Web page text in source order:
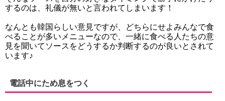
するのは、礼儀が無いと言われてしまいます！
なんとも韓国らしい意見ですが、どちらにせよみんなで食
べることが多いメニューなので、一緒に食べる人たちの意
見を聞いてソースをどうするか判断するのが良いとされて
います♪
電話中にため息をつく